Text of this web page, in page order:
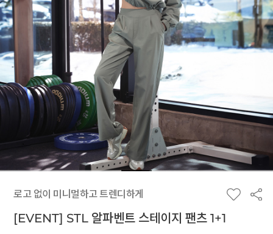
로고 없이 미니멀하고 트렌디하게
[EVENT] STL 알파벤트 스테이지 팬츠 1+1